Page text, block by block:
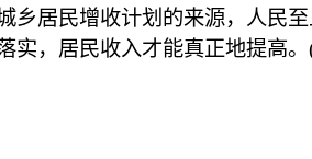
乡居民增收计划的来源，人民
实，居民收入才能真正地提高